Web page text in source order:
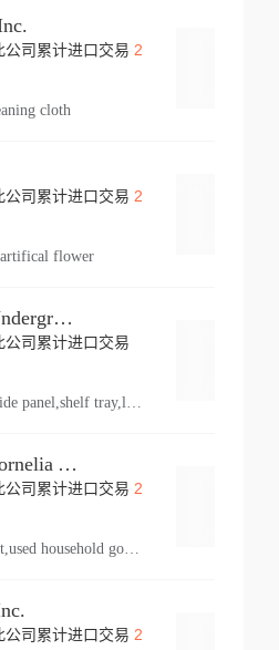
司累计进口交易 2
cloth
司累计进口交易 2
flower
Knapheide Kc Underground
司累计进口交易
Russell James Cornelia Arlington Va
司累计进口交易 2
personal effect,used household goods
司累计进口交易 2